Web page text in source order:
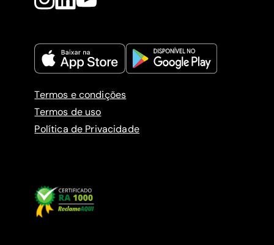
Termos e condições
Termos de uso
Política de Privacidade